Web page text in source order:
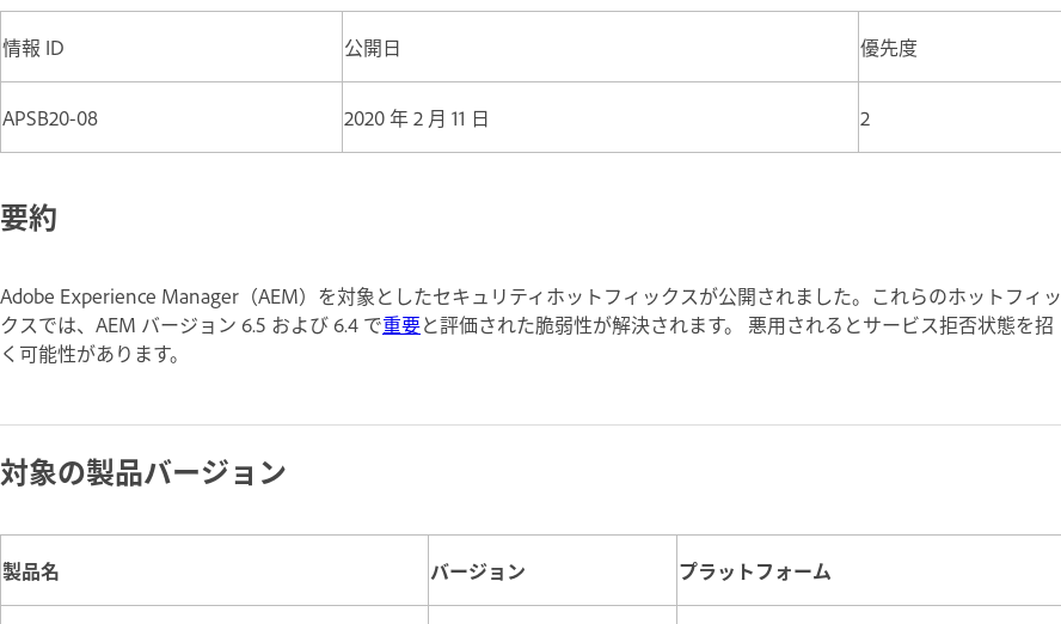
情報 ID 公開日 優先度
APSB20-08 2020 年 2 月 11 日 2
要約
Adobe Experience Manager（AEM）を対象としたセキュリティホットフィックスが公開されました。これらのホットフィッ
クスでは、AEM バージョン 6.5 および 6.4 で重要と評価された脆弱性が解決されます。 悪用されるとサービス拒否状態を招
く可能性があります。
対象の製品バージョン
製品名 バージョン プラットフォーム